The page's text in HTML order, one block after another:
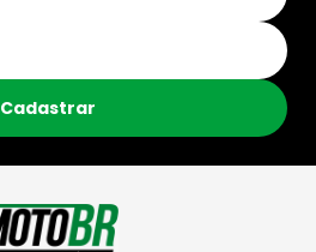
Cadastrar